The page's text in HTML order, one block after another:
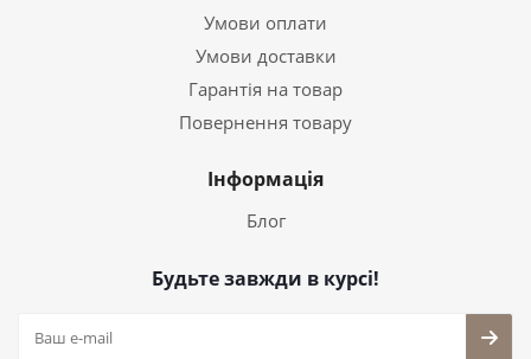
Умови оплати
Умови доставки
Гарантія на товар
Повернення товару
Інформація
Блог
Будьте завжди в курсі!